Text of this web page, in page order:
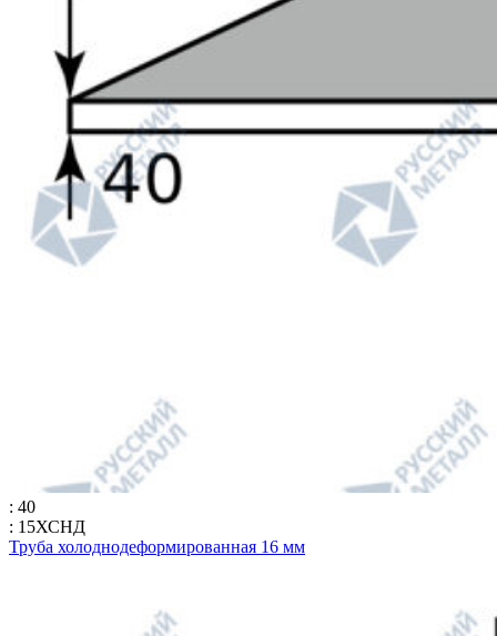
: 40
: 15ХСНД
Труба холоднодеформированная 16 мм